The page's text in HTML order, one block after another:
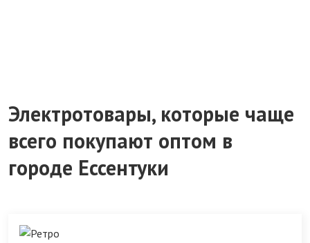
Электротовары, которые чаще
всего покупают оптом в
городе Ессентуки